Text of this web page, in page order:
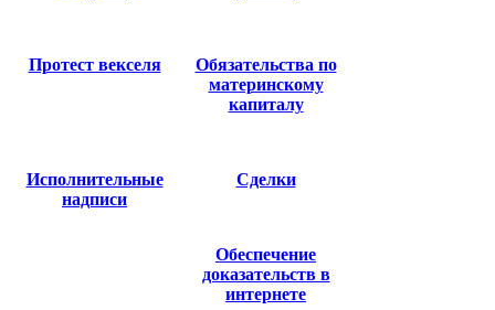
Протест векселя
Обязательства по
материнскому
капиталу
Исполнительные
надписи
Сделки
Обеспечение
доказательств в
интернете